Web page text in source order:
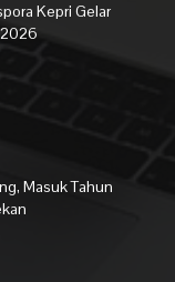
Kepri Gelar
Masuk Tahun